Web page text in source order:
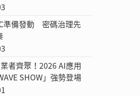
準備發動 密碼治理先
者齊聚！2026 AI應用
SHOW」強勢登場